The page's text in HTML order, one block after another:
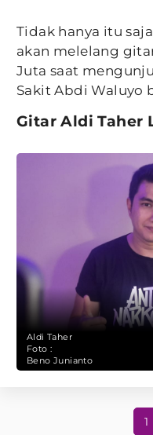
Tidak hanya itu
akan melelang
Juta saat
Sakit Abdi Waluyo
Gitar Aldi Taher
Aldi Taher
Foto :
Beno Junianto
1